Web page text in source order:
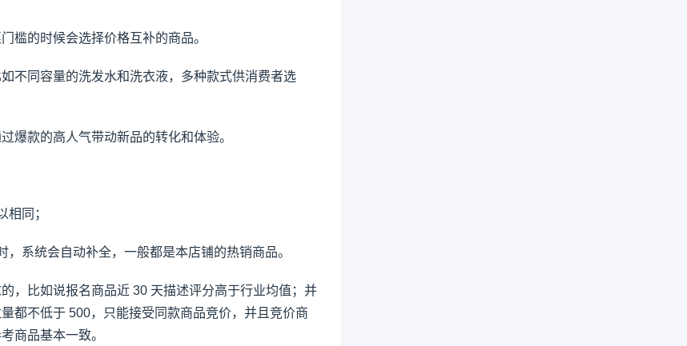
槛的时候会选择价格互补的商品。
不同容量的洗发水和洗衣液，多种款式供消费者选
爆款的高人气带动新品的转化和体验。
相同；
系统会自动补全，一般都是本店铺的热销商品。
，比如说报名商品近 30 天描述评分高于行业均值；并
都不低于 500，只能接受同款商品竞价，并且竞价商
商品基本一致。